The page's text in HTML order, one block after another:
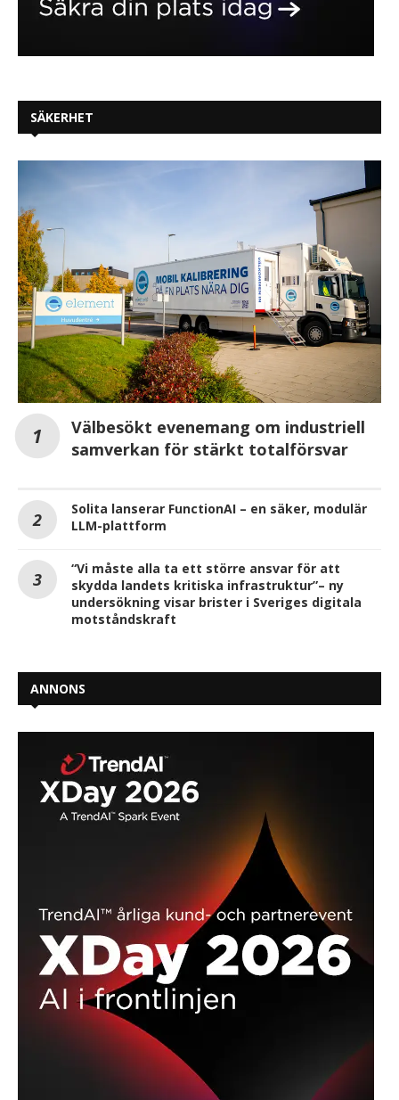
SÄKERHET
Välbesökt evenemang om industriell
samverkan för stärkt totalförsvar
Solita lanserar FunctionAI – en säker, modulär
LLM-plattform
“Vi måste alla ta ett större ansvar för att
skydda landets kritiska infrastruktur”– ny
undersökning visar brister i Sveriges digitala
motståndskraft
ANNONS